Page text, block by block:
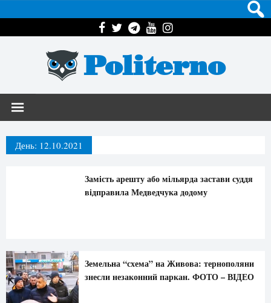
Politerno
День: 12.10.2021
Замість арешту або мільярда застави суддя
відправила Медведчука додому
Земельна “схема” на Живова: тернополяни
знесли незаконний паркан. ФОТО – ВІДЕО